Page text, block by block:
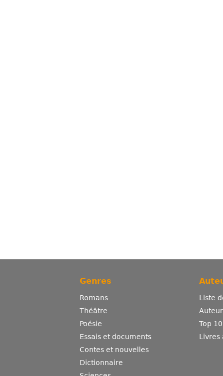
Genres
Romans
Théâtre
Poésie
Essais et documents
Contes et nouvelles
Dictionnaire
Liste
Top
Livres